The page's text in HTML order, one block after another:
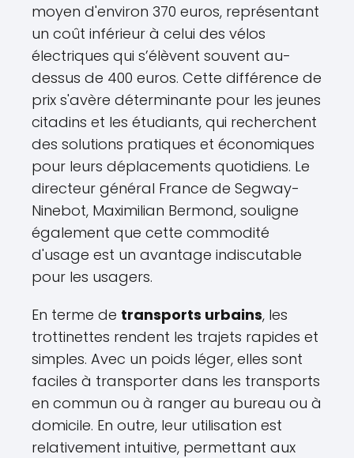
moyen d'environ 370 euros, représentant
un coût inférieur à celui des vélos
électriques qui s’élèvent souvent au-
dessus de 400 euros. Cette différence de
prix s'avère déterminante pour les jeunes
citadins et les étudiants, qui recherchent
des solutions pratiques et économiques
pour leurs déplacements quotidiens. Le
directeur général France de Segway-
Ninebot, Maximilian Bermond, souligne
également que cette commodité
d'usage est un avantage indiscutable
pour les usagers.
En terme de transports urbains, les
trottinettes rendent les trajets rapides et
simples. Avec un poids léger, elles sont
faciles à transporter dans les transports
en commun ou à ranger au bureau ou à
domicile. En outre, leur utilisation est
relativement intuitive, permettant aux